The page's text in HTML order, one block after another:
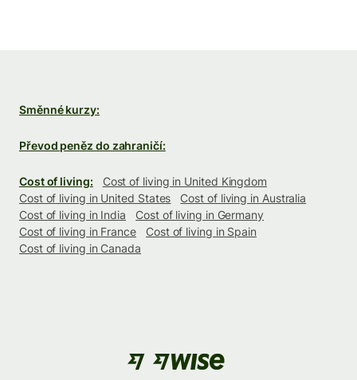
Směnné kurzy:
Převod peněz do zahraničí:
Cost of living:
Cost of living in United Kingdom
Cost of living in United States
Cost of living in Australia
Cost of living in India
Cost of living in Germany
Cost of living in France
Cost of living in Spain
Cost of living in Canada